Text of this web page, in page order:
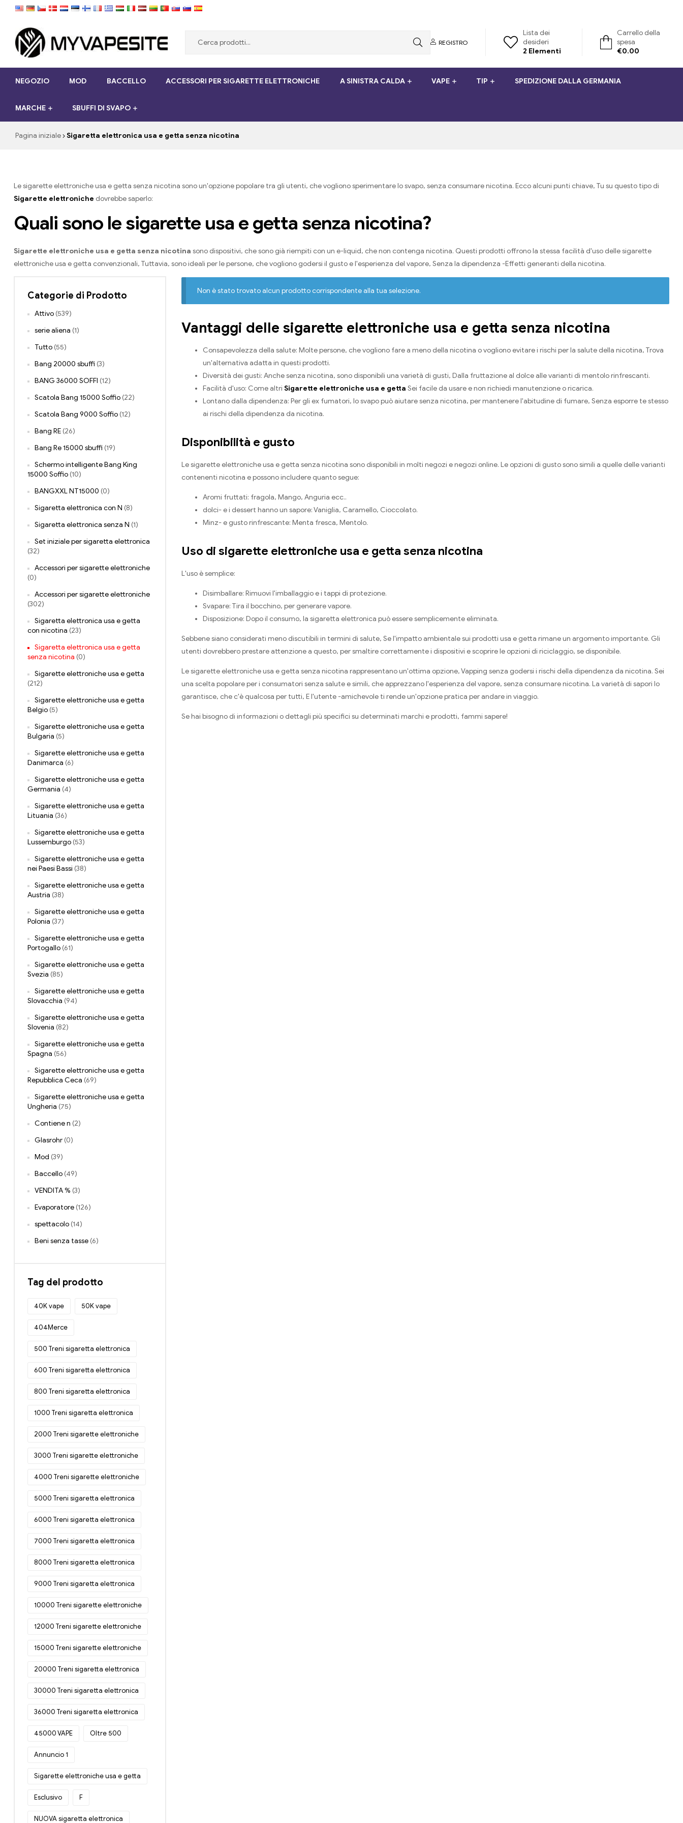
Myvapesite.de
sigarette
elettroniche
a
myvapesite.de
REGISTRO
Lista dei
desideri
2 Elementi
Carrello della
spesa
€0.00
NEGOZIO MOD BACCELLO ACCESSORI PER SIGARETTE ELETTRONICHE A SINISTRA CALDA VAPE TIP SPEDIZIONE DALLA GERMANIA
MARCHE SBUFFI DI SVAPO
Pagina iniziale Sigaretta elettronica usa e getta senza nicotina
Le sigarette elettroniche usa e getta senza nicotina sono un'opzione popolare tra gli utenti, che vogliono sperimentare lo svapo, senza consumare nicotina. Ecco alcuni punti chiave, Tu su questo tipo di
Sigarette elettroniche dovrebbe saperlo:
Quali sono le sigarette usa e getta senza nicotina?
Sigarette elettroniche usa e getta senza nicotina sono dispositivi, che sono già riempiti con un e-liquid, che non contenga nicotina. Questi prodotti offrono la stessa facilità d'uso delle sigarette
elettroniche usa e getta convenzionali, Tuttavia, sono ideali per le persone, che vogliono godersi il gusto e l'esperienza del vapore, Senza la dipendenza -Effetti generanti della nicotina.
Non è stato trovato alcun prodotto corrispondente alla tua selezione.
Vantaggi delle sigarette elettroniche usa e getta senza nicotina
Consapevolezza della salute: Molte persone, che vogliono fare a meno della nicotina o vogliono evitare i rischi per la salute della nicotina, Trova
un'alternativa adatta in questi prodotti.
Diversità dei gusti: Anche senza nicotina, sono disponibili una varietà di gusti, Dalla fruttazione al dolce alle varianti di mentolo rinfrescanti.
Facilità d'uso: Come altri Sigarette elettroniche usa e getta Sei facile da usare e non richiedi manutenzione o ricarica.
Lontano dalla dipendenza: Per gli ex fumatori, lo svapo può aiutare senza nicotina, per mantenere l'abitudine di fumare, Senza esporre te stesso
ai rischi della dipendenza da nicotina.
Disponibilità e gusto
Le sigarette elettroniche usa e getta senza nicotina sono disponibili in molti negozi e negozi online. Le opzioni di gusto sono simili a quelle delle varianti
contenenti nicotina e possono includere quanto segue:
Aromi fruttati: fragola, Mango, Anguria ecc..
dolci- e i dessert hanno un sapore: Vaniglia, Caramello, Cioccolato.
Minz- e gusto rinfrescante: Menta fresca, Mentolo.
Uso di sigarette elettroniche usa e getta senza nicotina
L'uso è semplice:
Disimballare: Rimuovi l'imballaggio e i tappi di protezione.
Svapare: Tira il bocchino, per generare vapore.
Disposizione: Dopo il consumo, la sigaretta elettronica può essere semplicemente eliminata.
Sebbene siano considerati meno discutibili in termini di salute, Se l'impatto ambientale sui prodotti usa e getta rimane un argomento importante. Gli
utenti dovrebbero prestare attenzione a questo, per smaltire correttamente i dispositivi e scoprire le opzioni di riciclaggio, se disponibile.
Le sigarette elettroniche usa e getta senza nicotina rappresentano un'ottima opzione, Vapping senza godersi i rischi della dipendenza da nicotina. Sei
una scelta popolare per i consumatori senza salute e simili, che apprezzano l'esperienza del vapore, senza consumare nicotina. La varietà di sapori lo
garantisce, che c'è qualcosa per tutti, E l'utente -amichevole ti rende un'opzione pratica per andare in viaggio.
Se hai bisogno di informazioni o dettagli più specifici su determinati marchi e prodotti, fammi sapere!
Categorie di Prodotto
Attivo (539)
serie aliena (1)
Tutto (55)
Bang 20000 sbuffi (3)
BANG 36000 SOFFI (12)
Scatola Bang 15000 Soffio (22)
Scatola Bang 9000 Soffio (12)
Bang RE (26)
Bang Re 15000 sbuffi (19)
Schermo intelligente Bang King
15000 Soffio (10)
BANGXXL NT15000 (0)
Sigaretta elettronica con N (8)
Sigaretta elettronica senza N (1)
Set iniziale per sigaretta elettronica
(32)
Accessori per sigarette elettroniche
(0)
Accessori per sigarette elettroniche
(302)
Sigaretta elettronica usa e getta
con nicotina (23)
Sigaretta elettronica usa e getta
senza nicotina (0)
Sigarette elettroniche usa e getta
(212)
Sigarette elettroniche usa e getta
Belgio (5)
Sigarette elettroniche usa e getta
Bulgaria (5)
Sigarette elettroniche usa e getta
Danimarca (6)
Sigarette elettroniche usa e getta
Germania (4)
Sigarette elettroniche usa e getta
Lituania (36)
Sigarette elettroniche usa e getta
Lussemburgo (53)
Sigarette elettroniche usa e getta
nei Paesi Bassi (38)
Sigarette elettroniche usa e getta
Austria (38)
Sigarette elettroniche usa e getta
Polonia (37)
Sigarette elettroniche usa e getta
Portogallo (61)
Sigarette elettroniche usa e getta
Svezia (85)
Sigarette elettroniche usa e getta
Slovacchia (94)
Sigarette elettroniche usa e getta
Slovenia (82)
Sigarette elettroniche usa e getta
Spagna (56)
Sigarette elettroniche usa e getta
Repubblica Ceca (69)
Sigarette elettroniche usa e getta
Ungheria (75)
Contiene n (2)
Glasrohr (0)
Mod (39)
Baccello (49)
VENDITA % (3)
Evaporatore (126)
spettacolo (14)
Beni senza tasse (6)
Tag del prodotto
40K vape 50K vape
404Merce
500 Treni sigaretta elettronica
600 Treni sigaretta elettronica
800 Treni sigaretta elettronica
1000 Treni sigaretta elettronica
2000 Treni sigarette elettroniche
3000 Treni sigarette elettroniche
4000 Treni sigarette elettroniche
5000 Treni sigaretta elettronica
6000 Treni sigaretta elettronica
7000 Treni sigaretta elettronica
8000 Treni sigaretta elettronica
9000 Treni sigaretta elettronica
10000 Treni sigarette elettroniche
12000 Treni sigarette elettroniche
15000 Treni sigarette elettroniche
20000 Treni sigaretta elettronica
30000 Treni sigaretta elettronica
36000 Treni sigaretta elettronica
45000 VAPE Oltre 500
Annuncio 1
Sigarette elettroniche usa e getta
Esclusivo F
NUOVA sigaretta elettronica